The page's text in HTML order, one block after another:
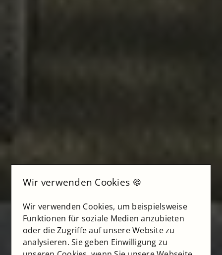
Wir verwenden Cookies 🍪
Wir verwenden Cookies, um beispielsweise
Funktionen für soziale Medien anzubieten
oder die Zugriffe auf unsere Website zu
analysieren. Sie geben Einwilligung zu